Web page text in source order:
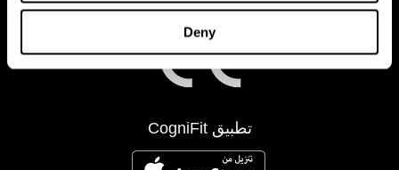
Deny
تطبيق CogniFit